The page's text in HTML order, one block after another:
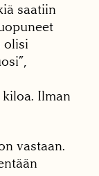
saatiin
olisi
Ilman
vastaan.